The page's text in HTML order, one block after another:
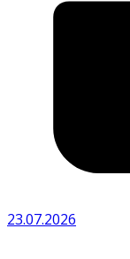
23.07.2026